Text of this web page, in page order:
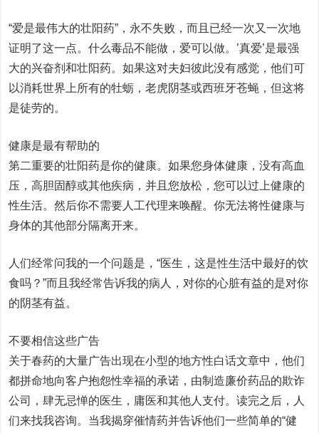
“爱是最伟大的壮阳药”，永不失败，而且已经一次又一次地
证明了这一点。什么毒品不能做，爱可以做。’真爱’是最强
大的兴奋剂和壮阳药。如果这对夫妇彼此没有感觉，他们可
以消耗世界上所有的牡蛎，老虎阴茎或西班牙苍蝇，但这将
是徒劳的。
健康是最有帮助的
第二重要的壮阳药是你的健康。如果您身体健康，没有高血
压，高胆固醇或其他疾病，并且您放松，您可以过上健康的
性生活。然后你不需要人工代理来唤醒。你无法将性健康与
身体的其他部分隔离开来。
人们经常问我的一个问题是，“医生，这是性生活中最好的饮
食吗？”而且我经常告诉我的病人，对你的心脏有益的是对你
的阴茎有益。
不要相信这些广告
关于春药的大量广告出现在小型的地方性白话文章中，他们
都拼命地向客户抱怨性幸福的承诺，由制造廉价药品的欺诈
公司，肆无忌惮的医生，庸医和其他人支付。读完之后，人
们来找我咨询。当我揭穿催情药并告诉他们一些简单的“健